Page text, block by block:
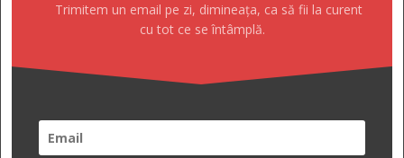
Trimitem un email pe zi, dimineața, ca să fii la curent
cu tot ce se întâmplă.